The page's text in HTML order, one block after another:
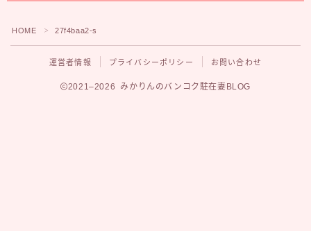
HOME ＞ 27f4baa2-s
運営者情報 プライバシーポリシー お問い合わせ
2021–2026 みかりんのバンコク駐在妻BLOG